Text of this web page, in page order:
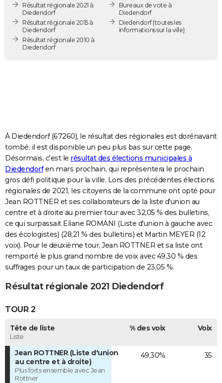
Destinations
City break
Voyage nature
Voyage de noces
Forum
PHOTO
GUIDES D'ACHAT
BONS PLANS
COPAINS D'AVANT
S'inscrire
Se connecter
Lycées
Collèges
Primaires
Universités
Entreprises
Service militaire
Avis de recherche
AVIS DE DÉCÈS
FORUM
Bricolage
Lifestyle
Culture
Sport
Auto
Television
Voyage
Cinema
Résultat régionale 2021 à
Diedendorf
Résultat régionale 2015 à
Diedendorf
Résultat régionale 2010 à
Diedendorf
Bureaux de vote à
Diedendorf
Diedendorf(toutes les
informations sur la ville)
À Diedendorf (67260), le résultat des régionales est dorénavant
tombé, il est disponible un peu plus bas sur cette page.
Désormais, c'est le résultat des élections municipales à
Diedendorfen mars prochain, qui représentera le prochain
gros défi politique pour la ville. Lors des précédentes élections
régionales de 2021, les citoyens de la commune ont opté pour
Jean ROTTNER et ses collaborateurs de la liste d'union au
centre et à droite au premier tour avec 32,05 % des bulletins,
ce qui surpassait Eliane ROMANI (Liste d'union à gauche avec
des écologistes) (28,21 % des bulletins) et Martin MEYER (12
voix). Pour le deuxième tour, Jean ROTTNER et sa liste ont
remporté le plus grand nombre de voix avec 49,30 % des
suffrages pour un taux de participation de 23,05 %.
Résultat régionale 2021 Diedendorf
TOUR 2
Tête de liste
Liste
% des voix Voix
Jean ROTTNER (Liste d'union
au centre et à droite)
Plus forts ensemble avec Jean
Rottner
49,30% 35